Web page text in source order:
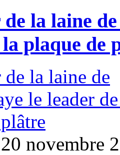
la laine
plaque de
novembre